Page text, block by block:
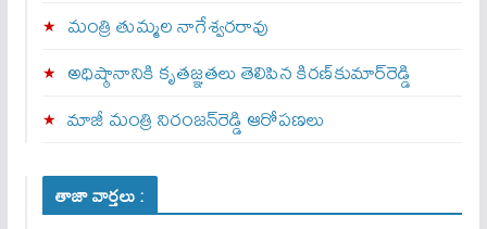
మంత్రి తుమ్మల నాగేశ్వరరావు
అధిష్ఠానానికి కృతజ్ఞతలు తెలిపిన కిరణ్‌కుమార్‌రెడ్డి
మాజీ మంత్రి నిరంజన్‌రెడ్డి ఆరోపణలు
తాజా వార్తలు :